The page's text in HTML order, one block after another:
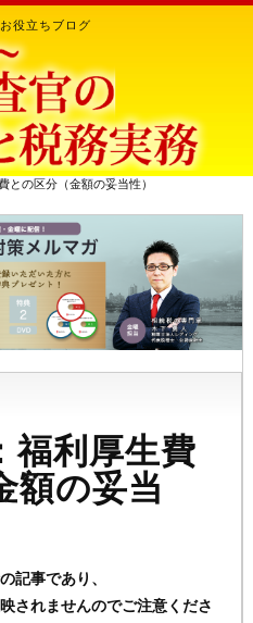
役立ちブログ
との区分（金額の妥当性）
福利厚生費
額の妥当
記事であり、
されませんのでご注意くださ